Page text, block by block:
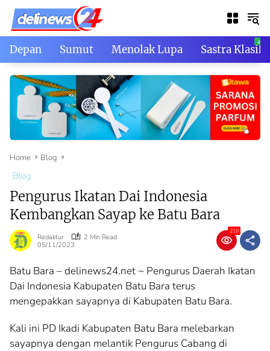
Skip
content
Depan Sumut Menolak Lupa Sastra Klasik
Home Blog
Blog
Pengurus Ikatan Dai Indonesia
Kembangkan Sayap ke Batu Bara
Redaktur
2 Min Read
05/11/2023
218
Batu Bara – delinews24.net ~ Pengurus Daerah Ikatan
Dai Indonesia Kabupaten Batu Bara terus
mengepakkan sayapnya di Kabupaten Batu Bara.
Kali ini PD Ikadi Kabupaten Batu Bara melebarkan
sayapnya dengan melantik Pengurus Cabang di